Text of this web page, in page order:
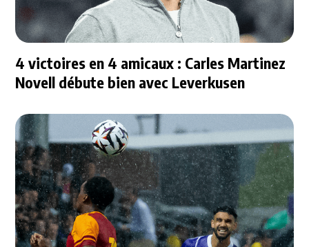
4 victoires en 4 amicaux : Carles Martinez
Novell débute bien avec Leverkusen